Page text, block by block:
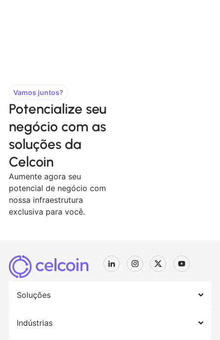
Vamos juntos?
Potencialize seu
negócio com as
soluções da
Celcoin
Aumente agora seu
potencial de negócio com
nossa infraestrutura
exclusiva para você.
Soluções
Indústrias